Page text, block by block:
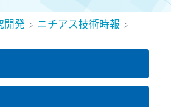
開発 ニチアス技術時報